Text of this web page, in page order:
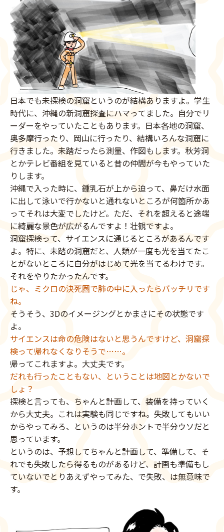
日本でも未探検の洞窟というのが結構ありますよ。学生
時代に、沖縄の新洞窟探査にハマってました。自分でリ
ーダーをやっていたこともあります。日本各地の洞窟、
奥多摩行ったり、岡山に行ったり、結構いろんな洞窟に
行きました。未踏だったら測量、作図もします。秋芳洞
とかテレビ番組を見ていると昔の仲間が今もやっていた
りします。
沖縄で入った時に、鍾乳石が上から迫って、鼻だけ水面
に出して泳いで行かないと通れないところが何箇所かあ
ってそれは大変でしたけど。ただ、それを超えると途端
に綺麗な景色が広がるんですよ！壮観ですよ。
洞窟探検って、サイエンスに通じるところがあるんです
よ。特に、未踏の洞窟だと、人類が一度も光を当てたこ
とがないところに自分がはじめて光を当てるわけです。
それをやりたかったんです。
じゃ、ミクロの決死圏で肺の中に入ったらバッチリです
ね。
そうそう、3Dのイメージングとかまさにその状態です
よ。
サイエンスは命の危険はないと思うんですけど、洞窟探
検って帰れなくなりそうで……。
帰ってこれますよ。大丈夫です。
だれも行ったこともない、ということは地図とかないで
しょ？
探検と言っても、ちゃんと計画して、装備を持っていく
から大丈夫。これは実験も同じですね。失敗してもいい
からやってみろ、というのは半分ホントで半分ウソだと
思っています。
というのは、予想してちゃんと計画して、準備して、そ
れでも失敗したら得るものがあるけど、計画も準備もし
ていないでとりあえずやってみた、で失敗、は無意味で
す。